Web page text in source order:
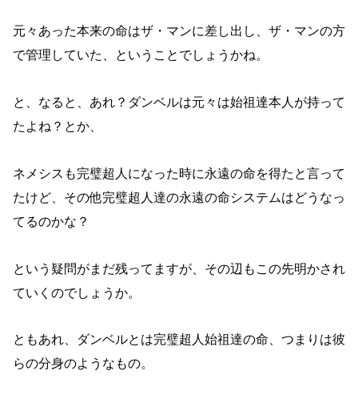
元々あった本来の命はザ・マンに差し出し、ザ・マンの方
で管理していた、ということでしょうかね。
と、なると、あれ？ダンベルは元々は始祖達本人が持って
たよね？とか、
ネメシスも完璧超人になった時に永遠の命を得たと言って
たけど、その他完璧超人達の永遠の命システムはどうなっ
てるのかな？
という疑問がまだ残ってますが、その辺もこの先明かされ
ていくのでしょうか。
ともあれ、ダンベルとは完璧超人始祖達の命、つまりは彼
らの分身のようなもの。